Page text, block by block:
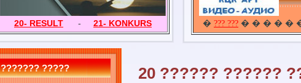
20- RESULT - 21- KONKURS � ??? ??? � � � � �
??????? ????? 20 ?????? ??????